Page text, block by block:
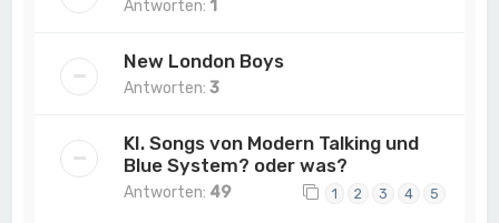
Antworten: 1
New London Boys
Antworten:3
KI. Songs von Modern Talking und
Blue System? oder was?
Antworten: 49 1 2 3 4 5